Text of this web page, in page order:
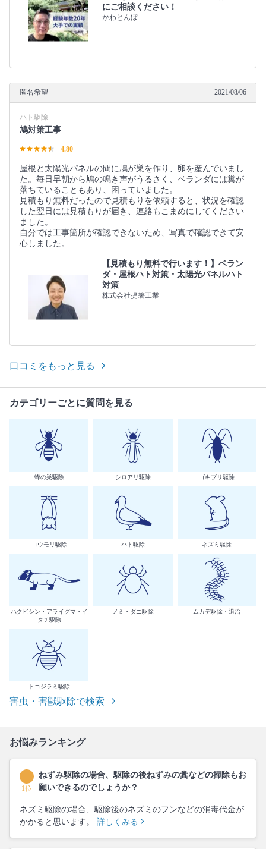
にご相談ください！
かわとんぼ
匿名希望 2021/08/06
ハト駆除
鳩対策工事
4.80
屋根と太陽光パネルの間に鳩が巣を作り、卵を産んでいまし
た。毎日早朝から鳩の鳴き声がうるさく、ベランダには糞が
落ちていることもあり、困っていました。
見積もり無料だったので見積もりを依頼すると、状況を確認
した翌日には見積もりが届き、連絡もこまめにしてください
ました。
自分では工事箇所が確認できないため、写真で確認できて安
心しました。
【見積もり無料で行います！】ベラン
ダ・屋根ハト対策・太陽光パネルハト
対策
株式会社提箸工業
口コミをもっと見る
カテゴリーごとに質問を見る
蜂の巣駆除 シロアリ駆除 ゴキブリ駆除
コウモリ駆除 ハト駆除 ネズミ駆除
ハクビシン・アライグマ・イ
タチ駆除
ノミ・ダニ駆除 ムカデ駆除・退治
トコジラミ駆除
害虫・害獣駆除で検索
お悩みランキング
1位
ねずみ駆除の場合、駆除の後ねずみの糞などの掃除もお
願いできるのでしょうか？
ネズミ駆除の場合、駆除後のネズミのフンなどの消毒代金が
かかると思います。 詳しくみる